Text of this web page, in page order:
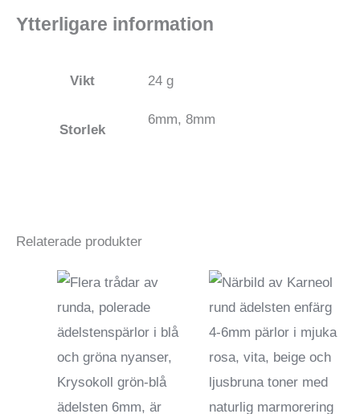
Ytterligare information
Vikt 24 g
Storlek
6mm, 8mm
Relaterade produkter